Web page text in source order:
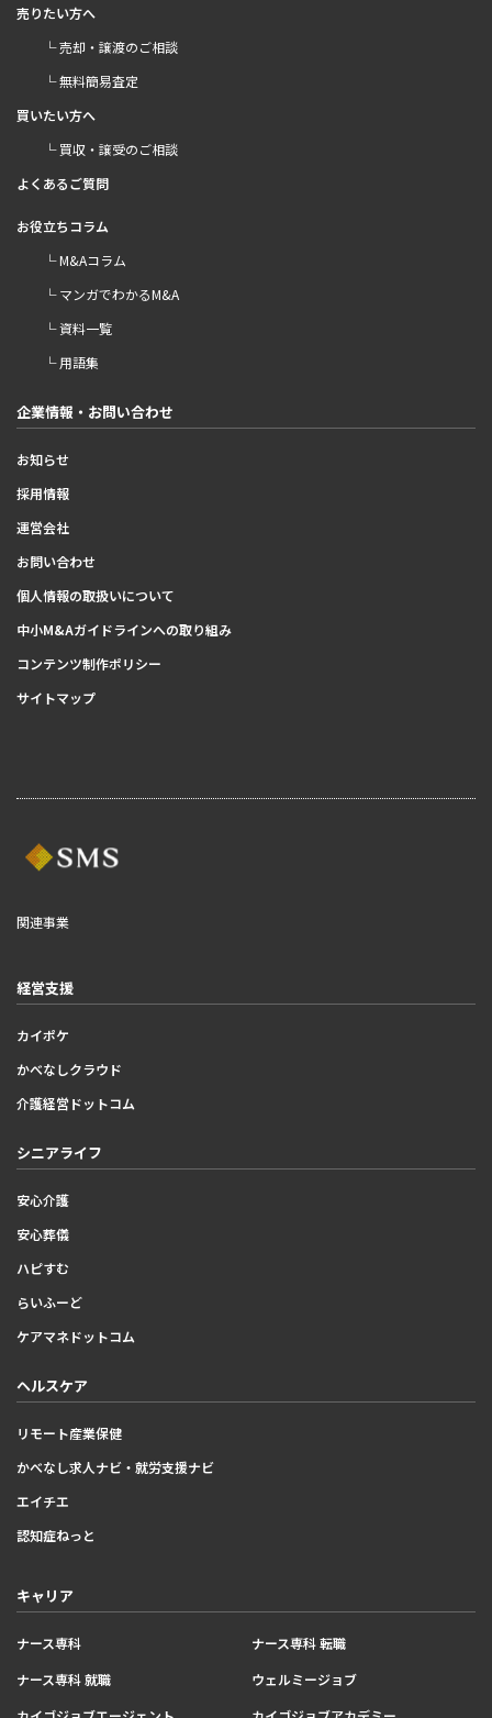
売りたい方へ
└ 売却・譲渡のご相談
└ 無料簡易査定
買いたい方へ
└ 買収・譲受のご相談
よくあるご質問
お役立ちコラム
└ M&Aコラム
└ マンガでわかるM&A
└ 資料一覧
└ 用語集
企業情報・お問い合わせ
お知らせ
採用情報
運営会社
お問い合わせ
個人情報の取扱いについて
中小M&Aガイドラインへの取り組み
コンテンツ制作ポリシー
サイトマップ
関連事業
経営支援
カイポケ
かべなしクラウド
介護経営ドットコム
シニアライフ
安心介護
安心葬儀
ハピすむ
らいふーど
ケアマネドットコム
ヘルスケア
リモート産業保健
かべなし求人ナビ・就労支援ナビ
エイチエ
認知症ねっと
キャリア
ナース専科
ナース専科 転職
ナース専科 就職
ウェルミージョブ